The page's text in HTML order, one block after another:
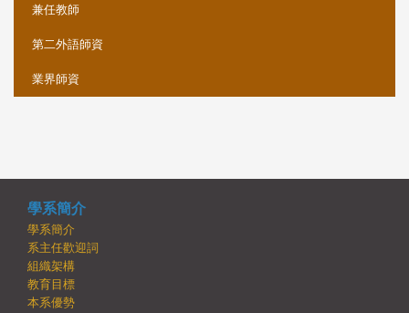
兼任教師
第二外語師資
業界師資
學系簡介
學系簡介
系主任歡迎詞
組織架構
教育目標
本系優勢